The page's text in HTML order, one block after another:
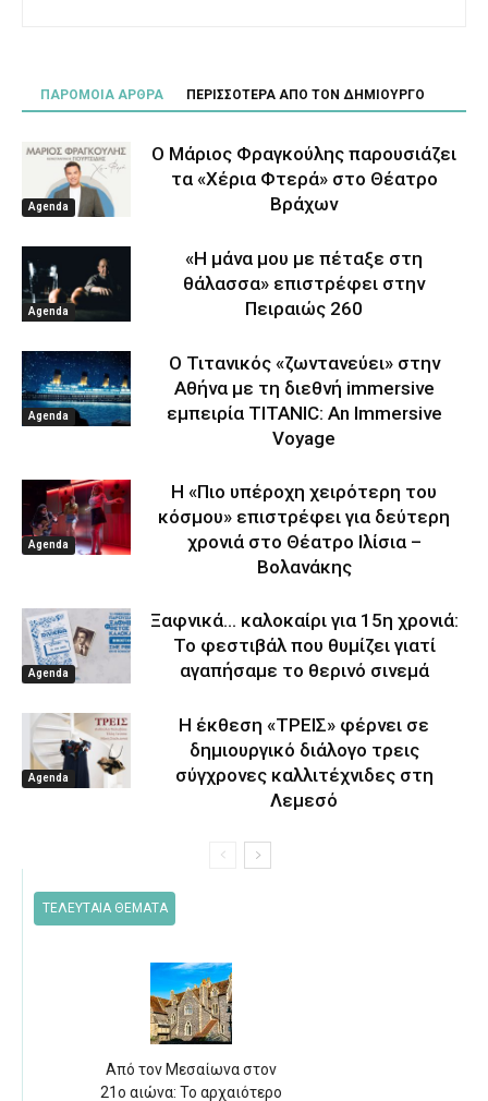
ΠΑΡΟΜΟΙΑ ΑΡΘΡΑ ΠΕΡΙΣΣΟΤΕΡΑ ΑΠΟ ΤΟΝ ΔΗΜΙΟΥΡΓΟ
Agenda
Ο Μάριος Φραγκούλης παρουσιάζει
τα «Χέρια Φτερά» στο Θέατρο
Βράχων
Agenda
«Η μάνα μου με πέταξε στη
θάλασσα» επιστρέφει στην
Πειραιώς 260
Agenda
Ο Τιτανικός «ζωντανεύει» στην
Αθήνα με τη διεθνή immersive
εμπειρία TITANIC: An Immersive
Voyage
Agenda
Η «Πιο υπέροχη χειρότερη του
κόσμου» επιστρέφει για δεύτερη
χρονιά στο Θέατρο Ιλίσια –
Βολανάκης
Agenda
Ξαφνικά… καλοκαίρι για 15η χρονιά:
Το φεστιβάλ που θυμίζει γιατί
αγαπήσαμε το θερινό σινεμά
Agenda
Η έκθεση «ΤΡΕΙΣ» φέρνει σε
δημιουργικό διάλογο τρεις
σύγχρονες καλλιτέχνιδες στη
Λεμεσό
ΤΕΛΕΥΤΑΙΑ ΘΕΜΑΤΑ
Από τον Μεσαίωνα στον
21ο αιώνα: Το αρχαιότερο